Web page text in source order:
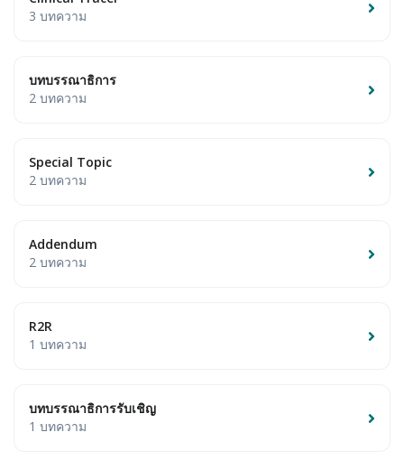
3 บทความ
บทบรรณาธิการ
2 บทความ
Special Topic
2 บทความ
Addendum
2 บทความ
R2R
1 บทความ
บทบรรณาธิการรับเชิญ
1 บทความ